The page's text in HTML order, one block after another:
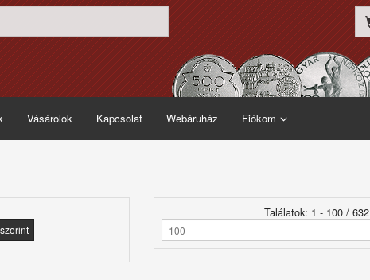
Vásárolok Kapcsolat Webáruház Fiókom
Találatok: 1 - 100 / 632